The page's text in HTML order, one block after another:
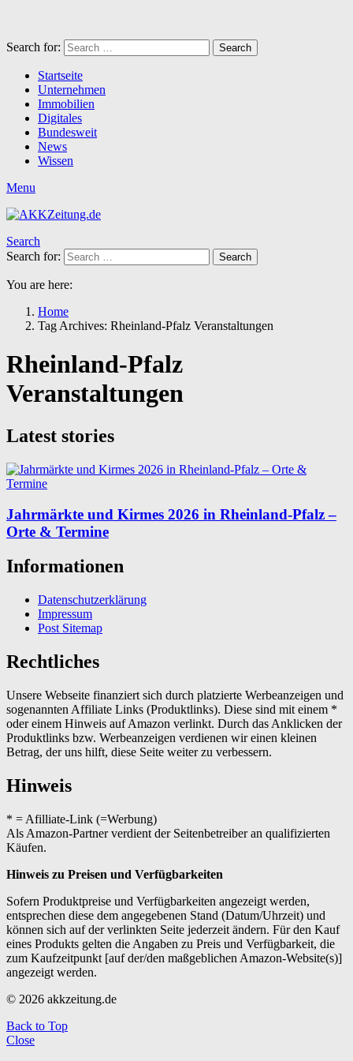
Search for: Search
Startseite
Unternehmen
Immobilien
Digitales
Bundesweit
News
Wissen
Menu
Search
Search for:
Search
You are here:
Home
Tag Archives: Rheinland-Pfalz Veranstaltungen
Rheinland-Pfalz
Veranstaltungen
Latest stories
Jahrmärkte und Kirmes 2026 in Rheinland-Pfalz –
Orte & Termine
Informationen
Datenschutzerklärung
Impressum
Post Sitemap
Rechtliches
Unsere Webseite finanziert sich durch platzierte Werbeanzeigen und
sogenannten Affiliate Links (Produktlinks). Diese sind mit einem *
oder einem Hinweis auf Amazon verlinkt. Durch das Anklicken der
Produktlinks bzw. Werbeanzeigen verdienen wir einen kleinen
Betrag, der uns hilft, diese Seite weiter zu verbessern.
Hinweis
* = Afilliate-Link (=Werbung)
Als Amazon-Partner verdient der Seitenbetreiber an qualifizierten
Käufen.
Hinweis zu Preisen und Verfügbarkeiten
Sofern Produktpreise und Verfügbarkeiten angezeigt werden,
entsprechen diese dem angegebenen Stand (Datum/Uhrzeit) und
können sich auf der verlinkten Seite jederzeit ändern. Für den Kauf
eines Produkts gelten die Angaben zu Preis und Verfügbarkeit, die
zum Kaufzeitpunkt [auf der/den maßgeblichen Amazon-Website(s)]
angezeigt werden.
© 2026 akkzeitung.de
Back to Top
Close